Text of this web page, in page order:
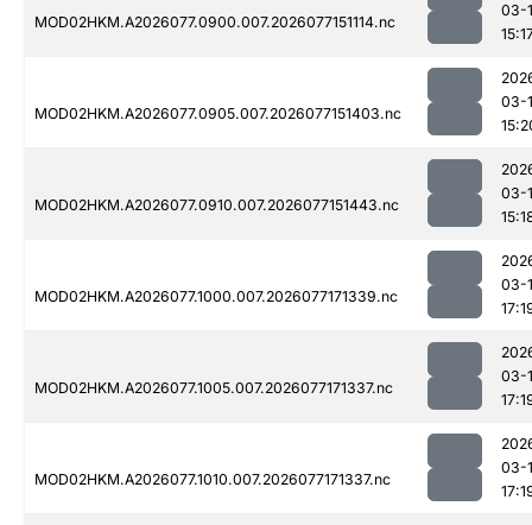
MOD02HKM.A2026077.0900.007.2026077151114.nc
03-
MOD02HKM.A2026077.0905.007.2026077151403.nc
03-
MOD02HKM.A2026077.0910.007.2026077151443.nc
03-
MOD02HKM.A2026077.1000.007.2026077171339.nc
03-
MOD02HKM.A2026077.1005.007.2026077171337.nc
03-
MOD02HKM.A2026077.1010.007.2026077171337.nc
03-